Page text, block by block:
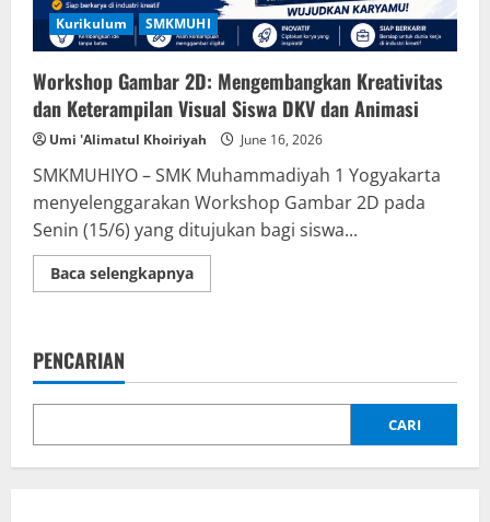
Kurikulum SMKMUHI
Workshop Gambar 2D: Mengembangkan Kreativitas
dan Keterampilan Visual Siswa DKV dan Animasi
Umi 'Alimatul Khoiriyah June 16, 2026
SMKMUHIYO – SMK Muhammadiyah 1 Yogyakarta
menyelenggarakan Workshop Gambar 2D pada
Senin (15/6) yang ditujukan bagi siswa...
Baca selengkapnyaRead
more
Kreativitas
Keterampilan
Siswa
dan
PENCARIAN
CARI